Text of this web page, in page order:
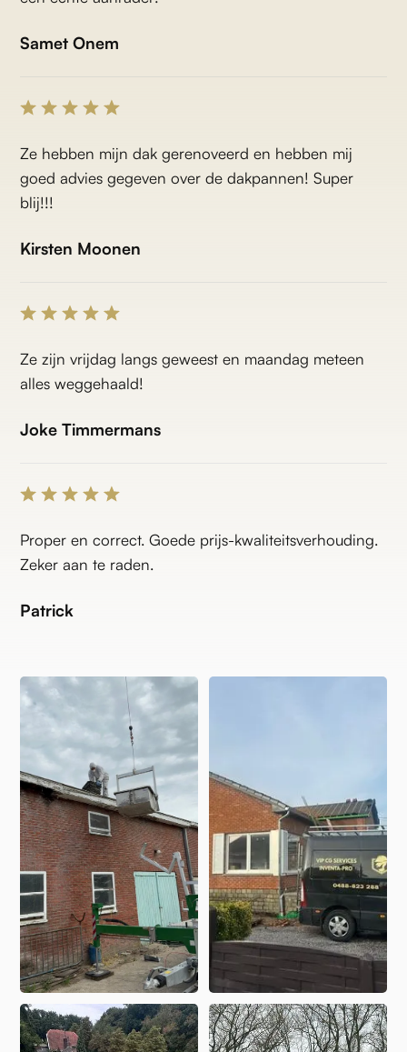
Samet Onem
Ze hebben mijn dak gerenoveerd en hebben mij
goed advies gegeven over de dakpannen! Super
blij!!!
Kirsten Moonen
Ze zijn vrijdag langs geweest en maandag meteen
alles weggehaald!
Joke Timmermans
Proper en correct. Goede prijs-kwaliteitsverhouding.
Zeker aan te raden.
Patrick